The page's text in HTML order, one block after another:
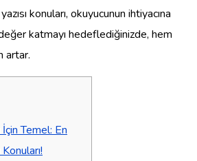
konuları, okuyucunun ihtiyacına
katmayı hedeflediğinizde, hem
artar.
İçin Temel: En